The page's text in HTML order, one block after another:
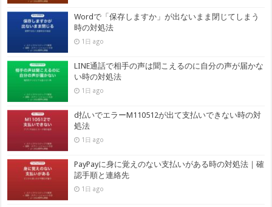
Wordで「保存しますか」が出ないまま閉じてしまう
時の対処法
1日 ago
LINE通話で相手の声は聞こえるのに自分の声が届かな
い時の対処法
1日 ago
d払いでエラーM110512が出て支払いできない時の対
処法
1日 ago
PayPayに身に覚えのない支払いがある時の対処法｜確
認手順と連絡先
1日 ago